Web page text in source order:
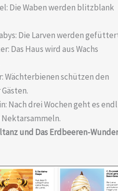
Die Waben werden blitzblank
Die Larven werden
Das Haus wird aus Wachs
Wächterbienen schützen den
Nach drei Wochen geht es
und Das Erdbeeren-Wunder